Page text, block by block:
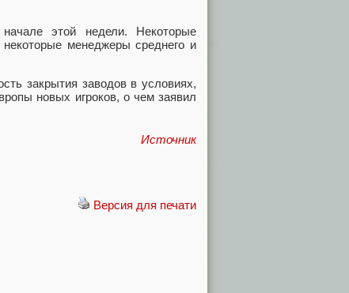
этой недели. Некоторые
менеджеры среднего и
закрытия заводов в условиях,
новых игроков, о чем заявил
Источник
Версия для печати